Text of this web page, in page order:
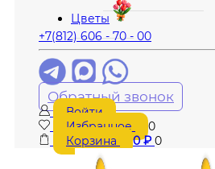
Цветы
+7(812) 606 - 70 - 00
Обратный звонок
Войти
Избранное
0
Корзина
0₽ 0